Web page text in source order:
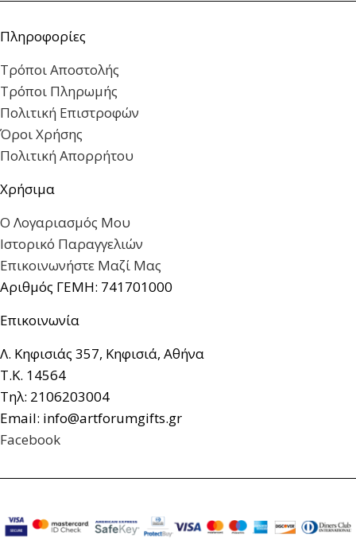
Πληροφορίες
Τρόποι Αποστολής
Τρόποι Πληρωμής
Πολιτική Επιστροφών
Όροι Χρήσης
Πολιτική Απορρήτου
Χρήσιμα
Ο Λογαριασμός Μου
Ιστορικό Παραγγελιών
Επικοινωνήστε Μαζί Μας
Αριθμός ΓΕΜΗ: 741701000
Επικοινωνία
Λ. Κηφισιάς 357, Κηφισιά, Αθήνα
Τ.Κ. 14564
Τηλ: 2106203004
Email: info@artforumgifts.gr
Facebook